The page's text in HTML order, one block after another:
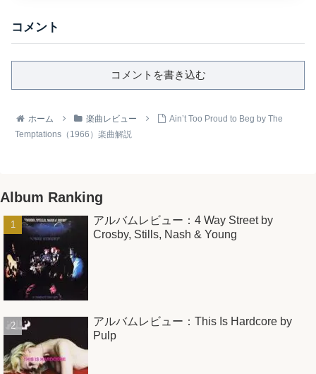
コメント
コメントを書き込む
ホーム 楽曲レビュー
Ain’t Too Proud to Beg by The
Temptations（1966）楽曲解説
Album Ranking
アルバムレビュー：4 Way Street by
Crosby, Stills, Nash & Young
アルバムレビュー：This Is Hardcore by
Pulp